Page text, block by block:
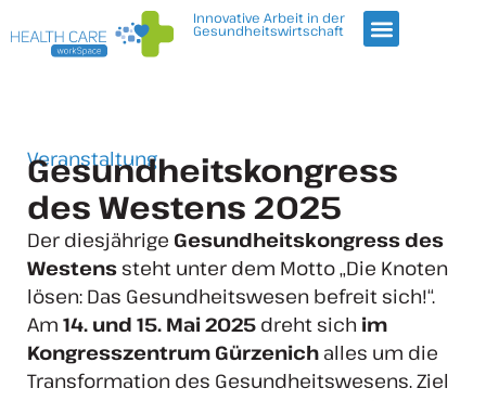
Innovative Arbeit in der
Gesundheitswirtschaft
Veranstaltung
Gesundheitskongress
des Westens 2025
Der diesjährige Gesundheitskongress des
Westens steht unter dem Motto „Die Knoten
lösen: Das Gesundheitswesen befreit sich!“.
Am 14. und 15. Mai 2025 dreht sich im
Kongresszentrum Gürzenich alles um die
Transformation des Gesundheitswesens. Ziel